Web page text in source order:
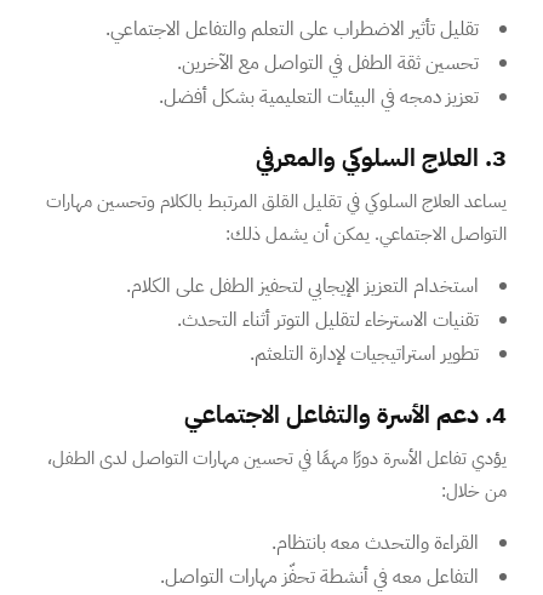
تقليل تأثير الاضطراب على التعلم والتفاعل الاجتماعي.
تحسين ثقة الطفل في التواصل مع الآخرين.
تعزيز دمجه في البيئات التعليمية بشكل أفضل.
3. العلاج السلوكي والمعرفي
يساعد العلاج السلوكي في تقليل القلق المرتبط بالكلام وتحسين مهارات
التواصل الاجتماعي. يمكن أن يشمل ذلك:
استخدام التعزيز الإيجابي لتحفيز الطفل على الكلام.
تقنيات الاسترخاء لتقليل التوتر أثناء التحدث.
تطوير استراتيجيات لإدارة التلعثم.
4. دعم الأسرة والتفاعل الاجتماعي
يؤدي تفاعل الأسرة دورًا مهمًا في تحسين مهارات التواصل لدى الطفل،
من خلال:
القراءة والتحدث معه بانتظام.
التفاعل معه في أنشطة تحفّز مهارات التواصل.